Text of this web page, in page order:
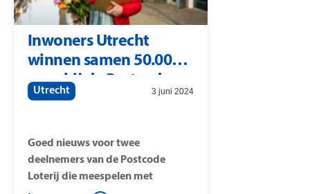
Inwoners Utrecht
winnen samen 50.000
euro bij de Postcode
Loterij
Utrecht 3 juni 2024
Goed nieuws voor twee
deelnemers van de Postcode
Loterij die meespelen met